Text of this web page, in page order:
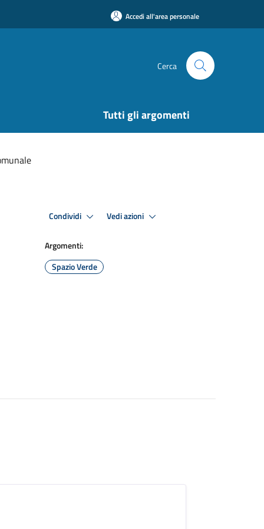
Accedi all'area personale
Cerca
Tutti gli argomenti
Condividi Vedi azioni
Argomenti:
Spazio Verde